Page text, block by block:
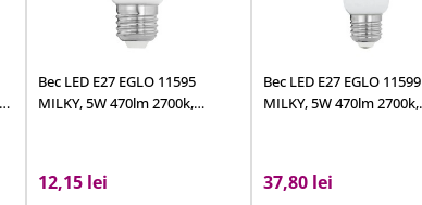
Bec LED E27 EGLO 11595
MILKY, 5W 470lm 2700k,
12,15 lei
Bec LED E27 EGLO 11599
MILKY, 5W 470lm 2700k,
37,80 lei